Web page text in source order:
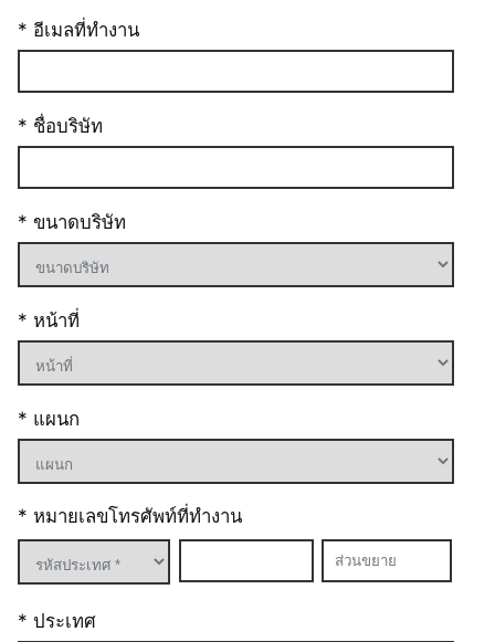
* อีเมลที่ทำงาน
* ชื่อบริษัท
* ขนาดบริษัท
* หน้าที่
* แผนก
* หมายเลขโทรศัพท์ที่ทำงาน
* ประเทศ